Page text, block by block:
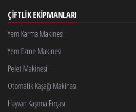
ÇIFTLIK EKIPMANLARI
Yem Karma Makinesi
Yem Ezme Makinesi
Pelet Makinesi
Otomatik Kaşağı Makinası
Hayvan Kaşıma Fırçası